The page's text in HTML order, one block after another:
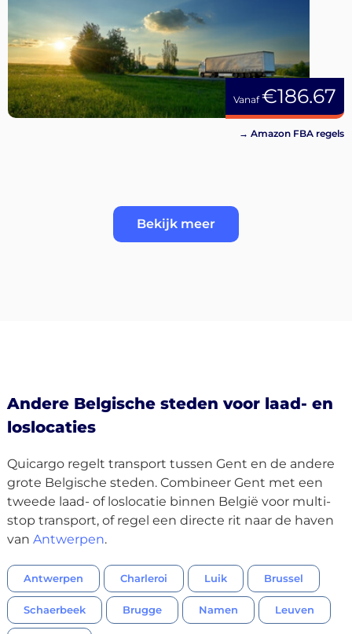
Vanaf€186.67
→ Amazon FBA regels
Bekijk meer
Andere Belgische steden voor laad- en
loslocaties
Quicargo regelt transport tussen Gent en de andere
grote Belgische steden. Combineer Gent met een
tweede laad- of loslocatie binnen België voor multi-
stop transport, of regel een directe rit naar de haven
van Antwerpen.
Antwerpen Charleroi Luik Brussel
Schaerbeek Brugge Namen Leuven